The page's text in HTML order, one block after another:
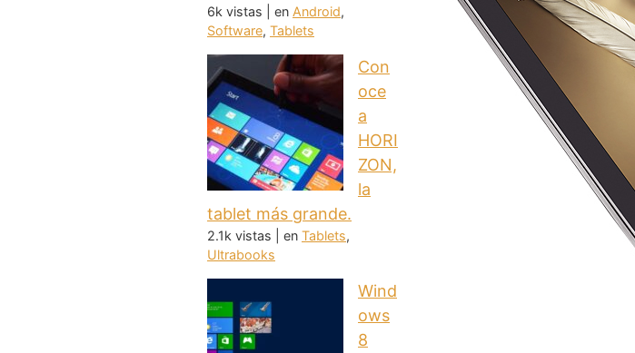
6k vistas en Android,
Software, Tablets
Con
oce
a
HORI
ZON,
la
tablet más grande.
2.1k vistas en Tablets,
Ultrabooks
Wind
ows
8